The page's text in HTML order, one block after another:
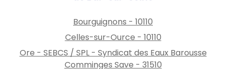
servir pour déposer plainte
auprès des autorités.
Déposez plainte
commissariat de police ou à
Bourguignons - 10110
Celles-sur-Ource - 10110
Ore - SEBCS / SPL - Syndicat des Eaux Barousse
Comminges Save - 31510